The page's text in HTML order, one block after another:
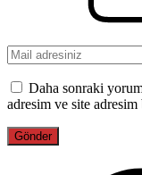
Daha sonraki
adresim ve site adresim